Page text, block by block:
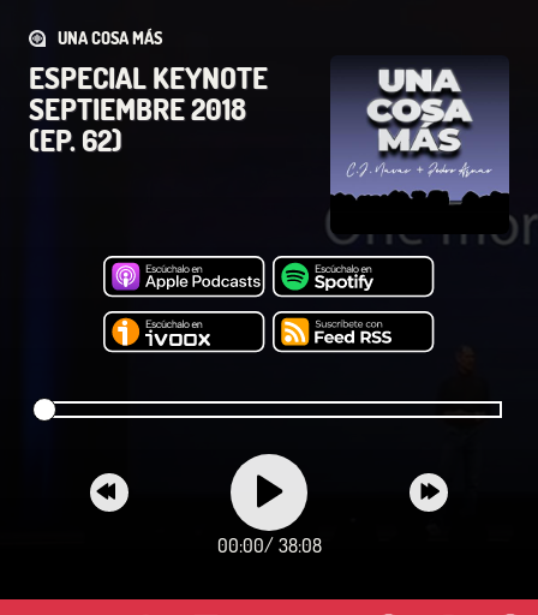
UNA COSA MÁS
ESPECIAL KEYNOTE
SEPTIEMBRE 2018
(EP. 62)
00:00/ 38:08